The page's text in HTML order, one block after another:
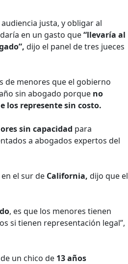
justa, y obligar al
en un gasto que“llevaría al
dijo el panel de tres jueces
de menores que el gobierno
sin abogado porque no
los represente sin costo.
sin capacidad para
a abogados expertos del
en el sur de California, dijo que el
, es que los menores tienen
si tienen representación legal”,
un chico de 13 años